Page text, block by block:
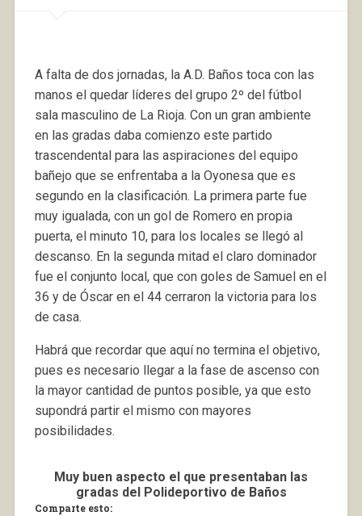
A falta de dos jornadas, la A.D. Baños toca con las
manos el quedar líderes del grupo 2º del fútbol
sala masculino de La Rioja. Con un gran ambiente
en las gradas daba comienzo este partido
trascendental para las aspiraciones del equipo
bañejo que se enfrentaba a la Oyonesa que es
segundo en la clasificación. La primera parte fue
muy igualada, con un gol de Romero en propia
puerta, el minuto 10, para los locales se llegó al
descanso. En la segunda mitad el claro dominador
fue el conjunto local, que con goles de Samuel en el
36 y de Óscar en el 44 cerraron la victoria para los
de casa.
Habrá que recordar que aquí no termina el objetivo,
pues es necesario llegar a la fase de ascenso con
la mayor cantidad de puntos posible, ya que esto
supondrá partir el mismo con mayores
posibilidades.
Muy buen aspecto el que presentaban las
gradas del Polideportivo de Baños
Comparte esto: